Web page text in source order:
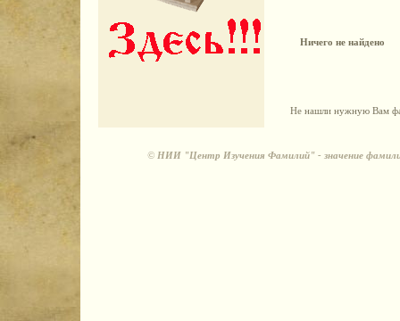
Ничего не найдено
Не нашли нужную Вам
© НИИ "Центр Изучения Фамилий" - значение